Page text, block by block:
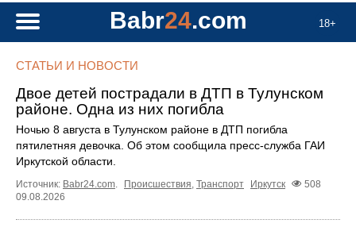
18+
Babr24.com
СТАТЬИ И НОВОСТИ
Двое детей пострадали в ДТП в Тулунском
районе. Одна из них погибла
Ночью 8 августа в Тулунском районе в ДТП погибла
пятилетняя девочка. Об этом сообщила пресс‑служба ГАИ
Иркутской области.
Источник: Babr24.com. Происшествия, Транспорт Иркутск
508
09.08.2026